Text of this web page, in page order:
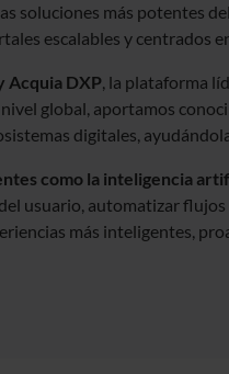
soluciones más potentes
escalables y centrados
Acquia DXP, la plataforma
global, aportamos
digitales,
como la inteligencia
usuario, automatizar
más inteligentes,